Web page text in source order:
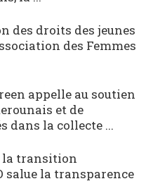
des droits des jeunes
des Femmes
appelle au soutien
et de
dans la collecte ...
la transition
salue la transparence